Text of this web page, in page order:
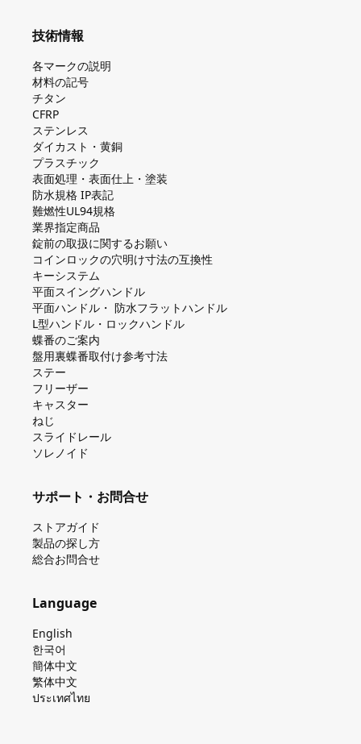
技術情報
各マークの説明
材料の記号
チタン
CFRP
ステンレス
ダイカスト・⻩銅
プラスチック
表面処理・表面仕上・塗装
防⽔規格 IP表記
難燃性UL94規格
業界指定商品
錠前の取扱に関するお願い
コインロックの⽳明け⼨法の互換性
キーシステム
平⾯スイングハンドル
平⾯ハンドル・ 防⽔フラットハンドル
L型ハンドル・ロックハンドル
蝶番のご案内
盤⽤裏蝶番取付け参考⼨法
ステー
フリーザー
キャスター
ねじ
スライドレール
ソレノイド
サポート・お問合せ
ストアガイド
製品の探し⽅
総合お問合せ
Language
English
한국어
簡体中文
繁体中文
ประเทศไทย